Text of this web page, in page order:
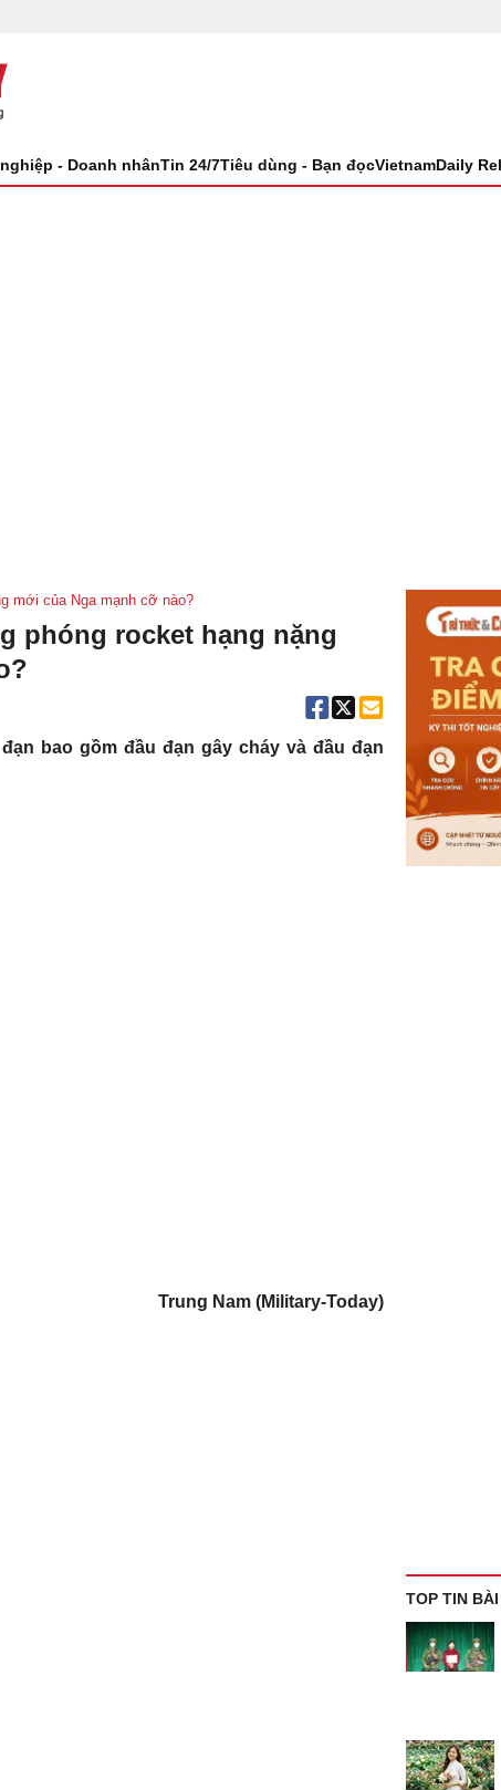
- Doanh nhânTin 24/7Tiêu dùng - Bạn đọcVietnamDaily
mới của Nga mạnh cỡ nào?
phóng rocket hạng nặng
bao gồm đầu đạn gây cháy và đầu đạn
Trung Nam (Military-Today)
TOP TIN